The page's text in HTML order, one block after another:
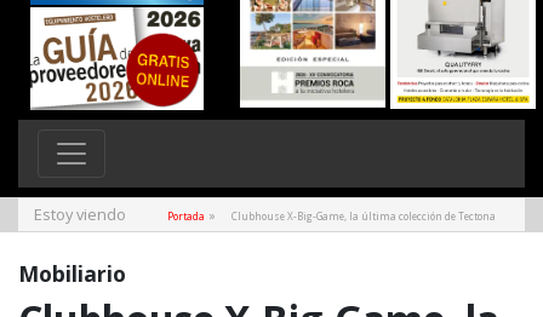
Estoy viendo Portada » Clubhouse X-Big-Game, la última colección de Tectona
Mobiliario